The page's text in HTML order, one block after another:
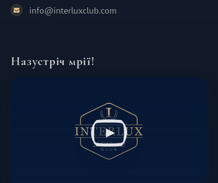
info@interluxclub.com
Назустріч мрії!